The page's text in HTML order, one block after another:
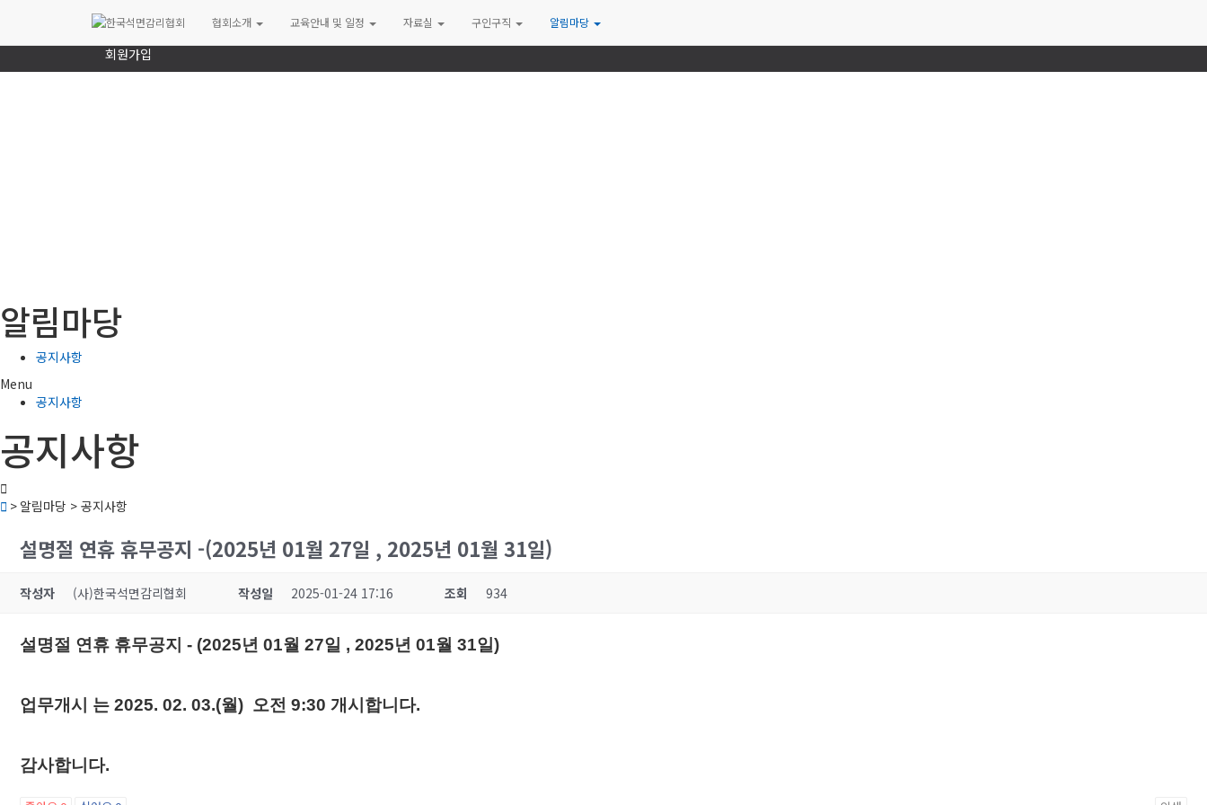
로그인
회원가입
협회소개 교육안내 및 일정 자료실 구인구직 알림마당
알림마당
공지사항
Menu
공지사항
공지사항
> 알림마당 > 공지사항
설명절 연휴 휴무공지 -(2025년 01월 27일 , 2025년 01월 31일)
작성자 (사)한국석면감리협회 작성일 2025-01-24 17:16 조회 934
설명절 연휴 휴무공지 - (2025년 01월 27일 , 2025년 01월 31일)
업무개시 는 2025. 02. 03.(월) 오전 9:30 개시합니다.
감사합니다.